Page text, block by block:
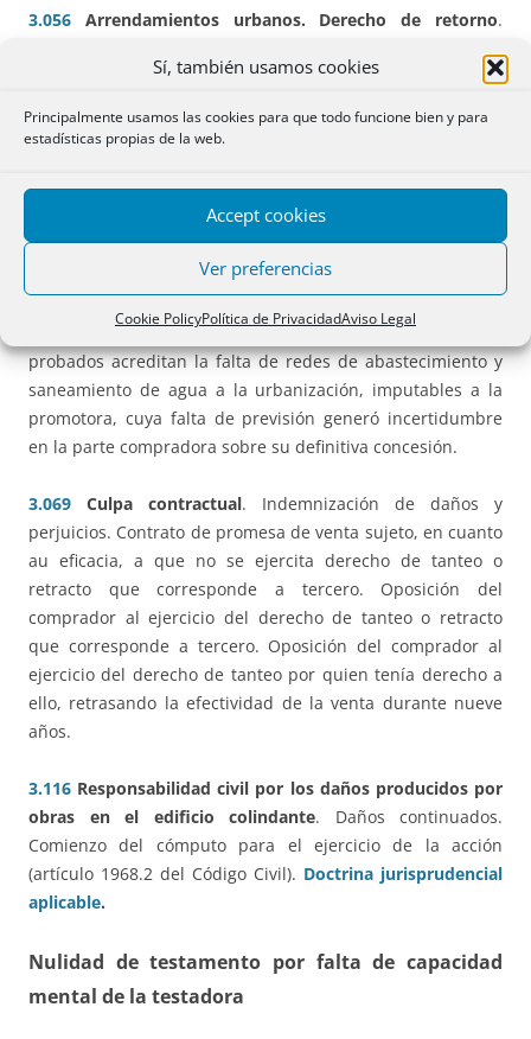
Sí, también usamos cookies
Principalmente usamos las cookies para que todo funcione bien y para
estadísticas propias de la web.
Accept cookies
Ver preferencias
Cookie PolicyPolítica de PrivacidadAviso Legal
3.056 Arrendamientos urbanos. Derecho de retorno.
arrendadas por parte de los arrendatarios se debió a ruina
Incumplimiento del plazo de entrega, que la sentencia
recurrida calificó como esencial, sin que se haya
cuestionado en casación dicha interpretación contractual.
En todo caso, trascendencia resolutoria de la falta de
en que expiró dicho plazo de entrega, dado que los hechos
probados acreditan la falta de redes de abastecimiento y
saneamiento de agua a la urbanización, imputables a la
promotora, cuya falta de previsión generó incertidumbre
en la parte compradora sobre su definitiva concesión.
3.069 Culpa contractual. Indemnización de daños y
perjuicios. Contrato de promesa de venta sujeto, en cuanto
au eficacia, a que no se ejercita derecho de tanteo o
retracto que corresponde a tercero. Oposición del
comprador al ejercicio del derecho de tanteo o retracto
que corresponde a tercero. Oposición del comprador al
ejercicio del derecho de tanteo por quien tenía derecho a
ello, retrasando la efectividad de la venta durante nueve
años.
3.116 Responsabilidad civil por los daños producidos por
obras en el edificio colindante. Daños continuados.
Comienzo del cómputo para el ejercicio de la acción
(artículo 1968.2 del Código Civil). Doctrina jurisprudencial
aplicable.
Nulidad de testamento por falta de capacidad
mental de la testadora